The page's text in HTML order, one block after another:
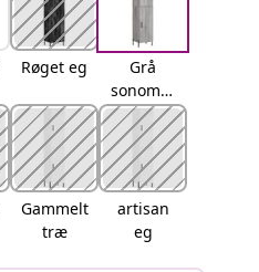
Røget eg
Grå
sonoma-
eg
Gammelt
træ
artisan
eg